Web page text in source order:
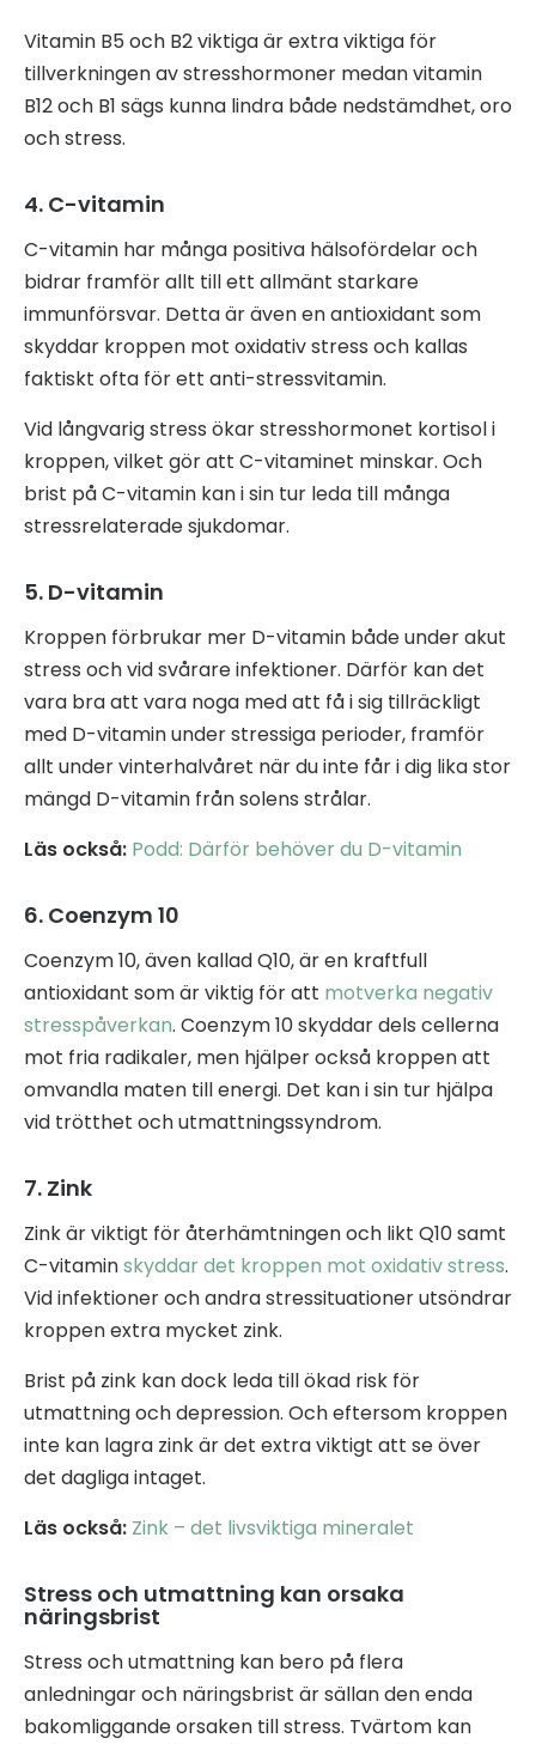
Vitamin B5 och B2 viktiga är extra viktiga för
tillverkningen av stresshormoner medan vitamin
B12 och B1 sägs kunna lindra både nedstämdhet, oro
och stress.
4. C-vitamin
C-vitamin har många positiva hälsofördelar och
bidrar framför allt till ett allmänt starkare
immunförsvar. Detta är även en antioxidant som
skyddar kroppen mot oxidativ stress och kallas
faktiskt ofta för ett anti-stressvitamin.
Vid långvarig stress ökar stresshormonet kortisol i
kroppen, vilket gör att C-vitaminet minskar. Och
brist på C-vitamin kan i sin tur leda till många
stressrelaterade sjukdomar.
5. D-vitamin
Kroppen förbrukar mer D-vitamin både under akut
stress och vid svårare infektioner. Därför kan det
vara bra att vara noga med att få i sig tillräckligt
med D-vitamin under stressiga perioder, framför
allt under vinterhalvåret när du inte får i dig lika stor
mängd D-vitamin från solens strålar.
Läs också: Podd: Därför behöver du D-vitamin
6. Coenzym 10
Coenzym 10, även kallad Q10, är en kraftfull
antioxidant som är viktig för att motverka negativ
stresspåverkan. Coenzym 10 skyddar dels cellerna
mot fria radikaler, men hjälper också kroppen att
omvandla maten till energi. Det kan i sin tur hjälpa
vid trötthet och utmattningssyndrom.
7. Zink
Zink är viktigt för återhämtningen och likt Q10 samt
C-vitaminskyddar det kroppen mot oxidativ stress.
Vid infektioner och andra stressituationer utsöndrar
kroppen extra mycket zink.
Brist på zink kan dock leda till ökad risk för
utmattning och depression. Och eftersom kroppen
inte kan lagra zink är det extra viktigt att se över
det dagliga intaget.
Läs också: Zink – det livsviktiga mineralet
Stress och utmattning kan orsaka
näringsbrist
Stress och utmattning kan bero på flera
anledningar och näringsbrist är sällan den enda
bakomliggande orsaken till stress. Tvärtom kan